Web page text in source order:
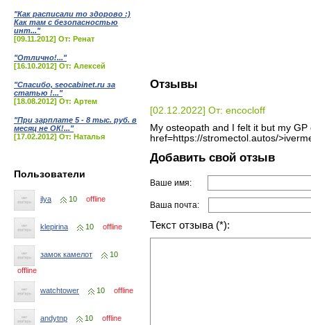
"Как расписали то здорово :)
Как там с безопасностью
инт..."
[09.11.2012] От: Ренат
"Отлично!..."
[16.10.2012] От: Алексей
"Спасибо, seocabinet.ru за
статью !..."
[18.08.2012] От: Артем
"При зарплате 5 - 8 тыс. руб. в
месяц не ОК!..."
[17.02.2012] От: Наталья
Пользователи
ilya 10 offline
klepirina 10 offline
замок камелот
10
offline
watchtower 10 offline
andytnp 10 offline
Отзывы
[02.12.2022] От: encocloff
My osteopath and I felt it but my GP
href=https://stromectol.autos/
Добавить свой отзыв
Ваше имя:
Ваша почта:
Текст отзыва (*):